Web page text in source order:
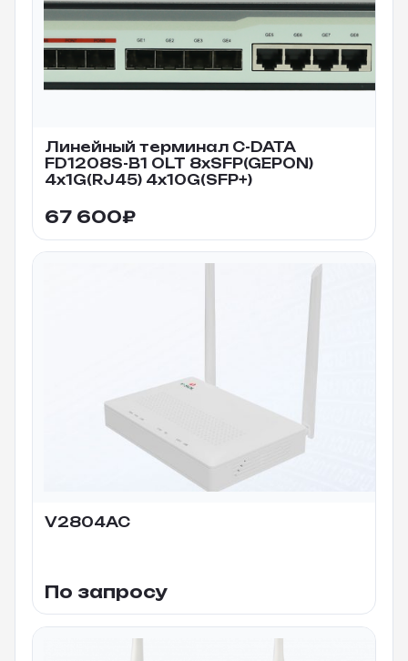
Линейный терминал C-DATA
FD1208S-B1 OLT 8xSFP(GEPON)
4x1G(RJ45) 4x10G(SFP+)
67 600₽
V2804AC
По запросу